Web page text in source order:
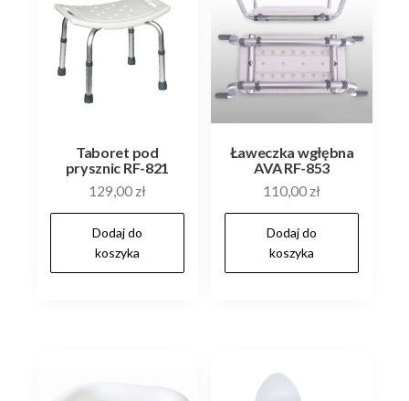
Taboret pod
prysznic RF-821
129,00 zł
Dodaj do
koszyka
Ławeczka wgłębna
AVA RF-853
110,00 zł
Dodaj do
koszyka